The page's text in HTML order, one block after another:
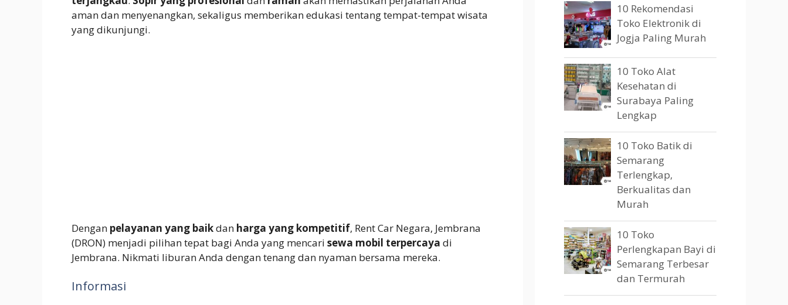
aman dan menyenangkan, sekaligus memberikan edukasi tentang tempat-tempat wisata
yang dikunjungi.
Dengan pelayanan yang baikdan harga yang kompetitif, Rent Car Negara, Jembrana
(DRON) menjadi pilihan tepat bagi Anda yang mencari sewa mobil terpercaya di
Jembrana. Nikmati liburan Anda dengan tenang dan nyaman bersama mereka.
Informasi
10 Rekomendasi
Toko Elektronik di
Jogja Paling Murah
10 Toko Alat
Kesehatan di
Surabaya Paling
Lengkap
10 Toko Batik di
Semarang
Terlengkap,
Berkualitas dan
Murah
10 Toko
Perlengkapan Bayi di
Semarang Terbesar
dan Termurah